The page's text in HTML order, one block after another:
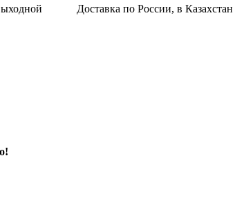
Доставка по России, в